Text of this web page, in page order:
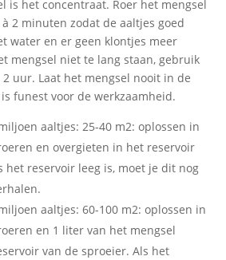
is het concentraat. Roer het mengsel
2 minuten zodat de aaltjes goed
water en er geen klontjes meer
mengsel niet te lang staan, gebruik
uur. Laat het mengsel nooit in de
funest voor de werkzaamheid.
aaltjes: 25-40 m2: oplossen in
en overgieten in het reservoir
het reservoir leeg is, moet je dit nog
aaltjes: 60-100 m2: oplossen in
en 1 liter van het mengsel
van de sproeier. Als het